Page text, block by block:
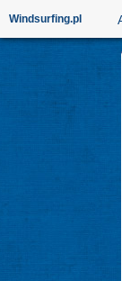
Windsurfing.pl